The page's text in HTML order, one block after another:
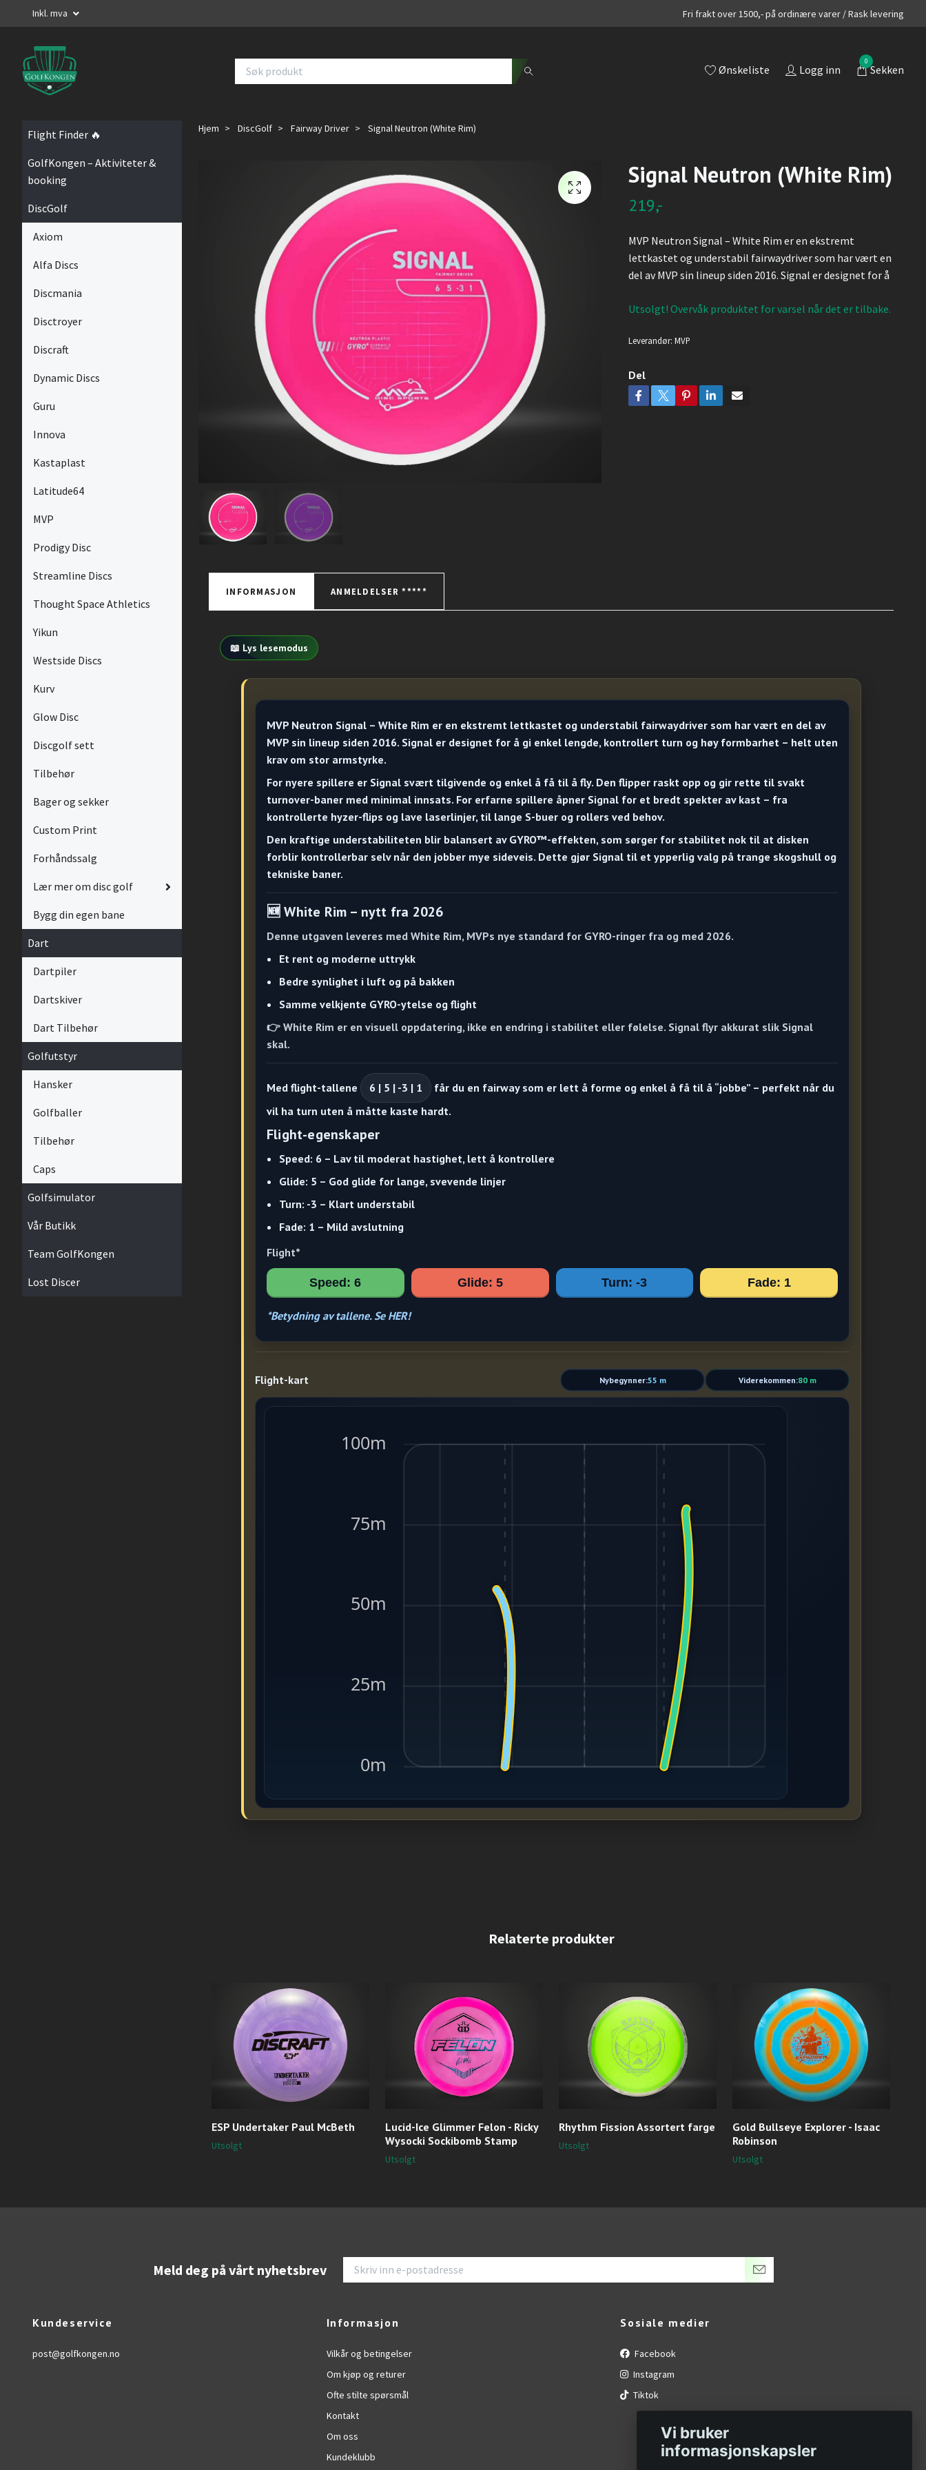
Inkl. mva Fri frakt over 1500,- på ordinære varer / Rask levering
Ønskeliste Logg inn
0
Sekken
Flight Finder 🔥
GolfKongen – Aktiviteter &
booking
DiscGolf
Axiom
Alfa Discs
Discmania
Disctroyer
Discraft
Dynamic Discs
Guru
Innova
Kastaplast
Latitude64
MVP
Prodigy Disc
Streamline Discs
Thought Space Athletics
Yikun
Westside Discs
Kurv
Glow Disc
Discgolf sett
Tilbehør
Bager og sekker
Custom Print
Forhåndssalg
Lær mer om disc golf
Bygg din egen bane
Dart
Dartpiler
Dartskiver
Dart Tilbehør
Golfutstyr
Hansker
Golfballer
Tilbehør
Caps
Golfsimulator
Vår Butikk
Team GolfKongen
Lost Discer
Hjem DiscGolf Fairway Driver Signal Neutron (White Rim)
Signal Neutron (White Rim)
219,-
MVP Neutron Signal – White Rim er en ekstremt
lettkastet og understabil fairwaydriver som har vært en
del av MVP sin lineup siden 2016. Signal er designet for å
Utsolgt! Overvåk produktet for varsel når det er tilbake.
Leverandør: MVP
Del
INFORMASJON ANMELDELSER *****
📖 Lys lesemodus
MVP Neutron Signal – White Rim er en ekstremt lettkastet og understabil fairwaydriver som har vært en del av
MVP sin lineup siden 2016. Signal er designet for å gi enkel lengde, kontrollert turn og høy formbarhet – helt uten
krav om stor armstyrke.
For nyere spillere er Signal svært tilgivende og enkel å få til å fly. Den flipper raskt opp og gir rette til svakt
turnover-baner med minimal innsats. For erfarne spillere åpner Signal for et bredt spekter av kast – fra
kontrollerte hyzer-flips og lave laserlinjer, til lange S-buer og rollers ved behov.
Den kraftige understabiliteten blir balansert av GYRO™-effekten, som sørger for stabilitet nok til at disken
forblir kontrollerbar selv når den jobber mye sideveis. Dette gjør Signal til et ypperlig valg på trange skogshull og
tekniske baner.
🆕White Rim – nytt fra 2026
Denne utgaven leveres med White Rim, MVPs nye standard for GYRO-ringer fra og med 2026.
Et rent og moderne uttrykk
Bedre synlighet i luft og på bakken
Samme velkjente GYRO-ytelse og flight
👉 White Rim er en visuell oppdatering, ikke en endring i stabilitet eller følelse. Signal flyr akkurat slik Signal
skal.
Med flight-tallene 6 | 5 | -3 | 1
får du en fairway som er lett å forme og enkel å få til å “jobbe” – perfekt når du
vil ha turn uten å måtte kaste hardt.
Flight-egenskaper
Speed: 6 – Lav til moderat hastighet, lett å kontrollere
Glide: 5 – God glide for lange, svevende linjer
Turn: -3 – Klart understabil
Fade: 1 – Mild avslutning
Flight*
Speed: 6 Glide: 5 Turn: -3 Fade: 1
*Betydning av tallene. Se HER!
Flight-kart Nybegynner:55 m Viderekommen:80 m
0m
25m
50m
75m
100m
ESP Undertaker Paul McBeth
Utsolgt
Lucid-Ice Glimmer Felon - Ricky
Wysocki Sockibomb Stamp
Utsolgt
Rhythm Fission Assortert farge
Utsolgt
Gold Bullseye Explorer - Isaac
Robinson
Utsolgt
Meld deg på vårt nyhetsbrev
Kundeservice
post@golfkongen.no
Informasjon
Vilkår og betingelser
Om kjøp og returer
Ofte stilte spørsmål
Kontakt
Om oss
Kundeklubb
Sosiale medier
Facebook
Instagram
Tiktok
Vi bruker
informasjonskapsler